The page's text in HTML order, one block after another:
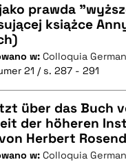
BIBTEX
CZYSTY TEKST
BIBTEX
prawda
książce
w: Colloquia
21 / s. 287 - 291
CZYSTY TEKST
über das Buch
der höheren
Herbert
w: Colloquia